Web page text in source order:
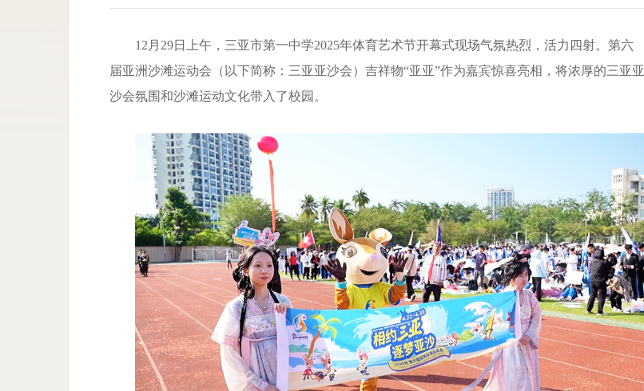
12月29日上午，三亚市第一中学2025年体育艺术节开幕式现场气氛热烈，活力四射。第六
届亚洲沙滩运动会（以下简称：三亚亚沙会）吉祥物“亚亚”作为嘉宾惊喜亮相，将浓厚的三亚亚
沙会氛围和沙滩运动文化带入了校园。